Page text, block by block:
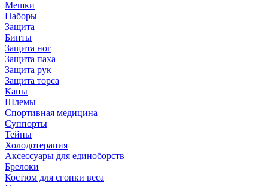
Мешки
Наборы
Защита
Бинты
Защита ног
Защита паха
Защита рук
Защита торса
Капы
Шлемы
Спортивная медицина
Суппорты
Тейпы
Холодотерапия
Аксессуары для единоборств
Брелоки
Костюм для сгонки веса